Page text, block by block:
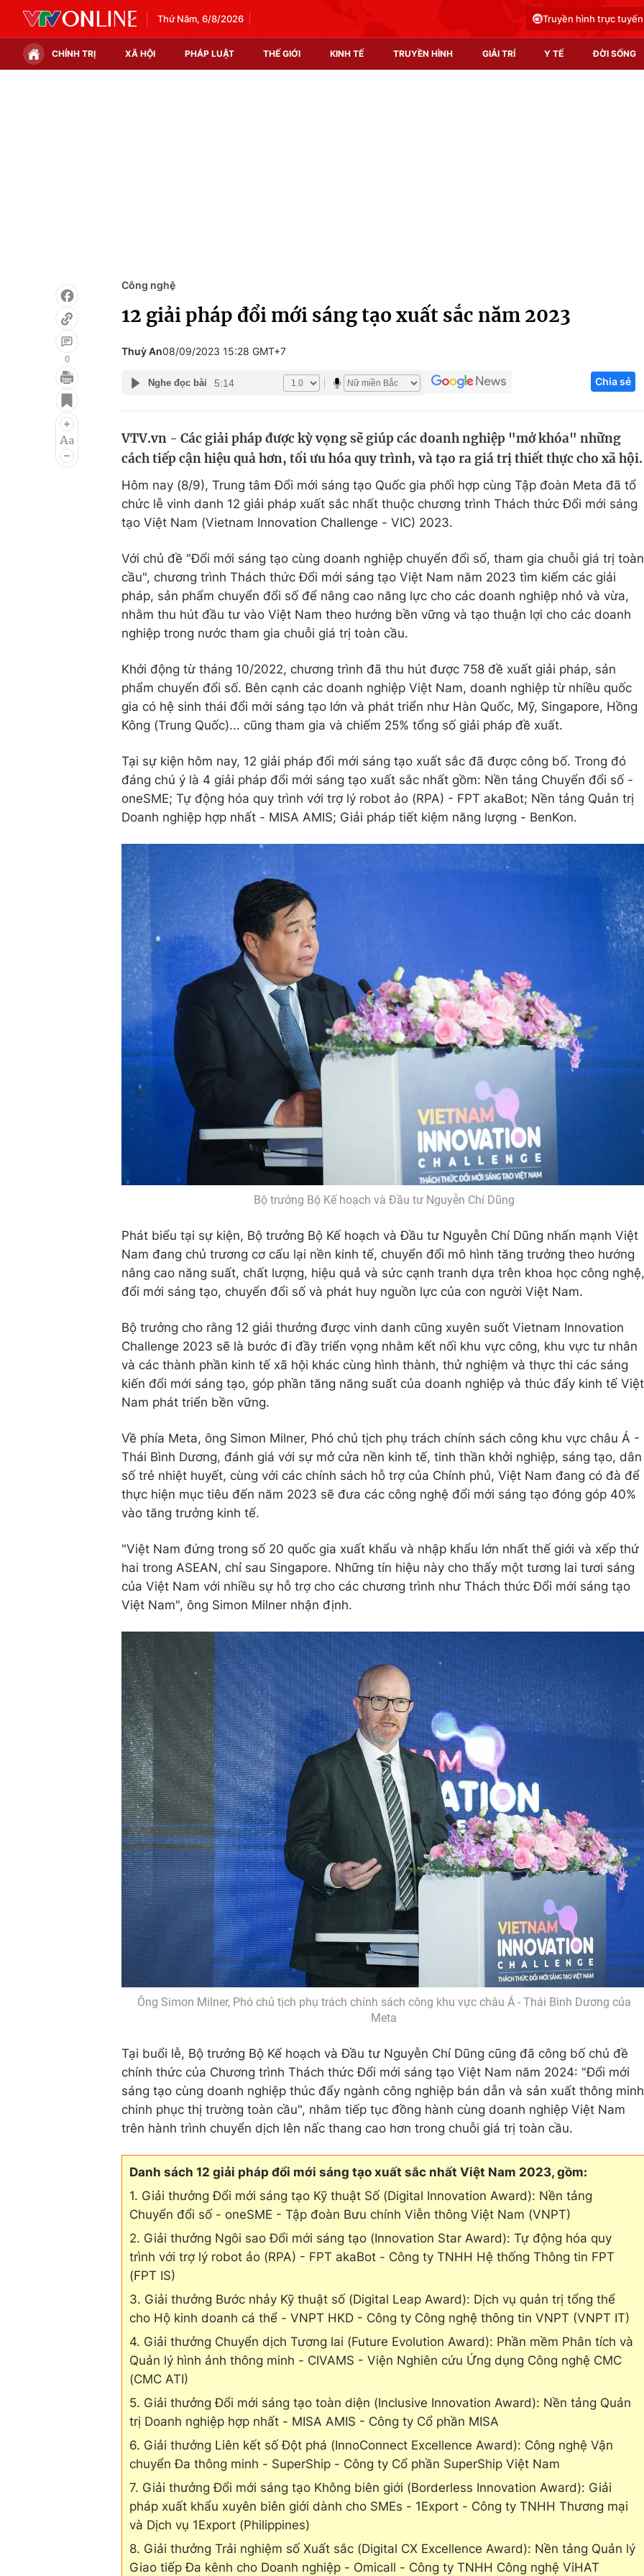
Thứ Năm, 6/8/2026 Truyền hình trực tuyến
CHÍNH TRỊ XÃ HỘI PHÁP LUẬT THẾ GIỚI KINH TẾ TRUYỀN HÌNH GIẢI TRÍ Y TẾ ĐỜI SỐNG
Infographic
Điện ảnh
Âm nhạc
Làm đẹp
Giáo dục
Học trực tuyến
Công nghệ
Sản phẩm
Tư vấn
0
Công nghệ
12 giải pháp đổi mới sáng tạo xuất sắc năm 2023
Thuỳ An08/09/2023 15:28 GMT+7
Nghe đọc bài 5:14 Chia sẻ
VTV.vn - Các giải pháp được kỳ vọng sẽ giúp các doanh nghiệp "mở khóa" những
cách tiếp cận hiệu quả hơn, tối ưu hóa quy trình, và tạo ra giá trị thiết thực cho xã hội.
Hôm nay (8/9), Trung tâm Đổi mới sáng tạo Quốc gia phối hợp cùng Tập đoàn Meta đã tổ
chức lễ vinh danh 12 giải pháp xuất sắc nhất thuộc chương trình Thách thức Đổi mới sáng
tạo Việt Nam (Vietnam Innovation Challenge - VIC) 2023.
Với chủ đề "Đổi mới sáng tạo cùng doanh nghiệp chuyển đổi số, tham gia chuỗi giá trị toàn
cầu", chương trình Thách thức Đổi mới sáng tạo Việt Nam năm 2023 tìm kiếm các giải
pháp, sản phẩm chuyển đổi số để nâng cao năng lực cho các doanh nghiệp nhỏ và vừa,
nhằm thu hút đầu tư vào Việt Nam theo hướng bền vững và tạo thuận lợi cho các doanh
nghiệp trong nước tham gia chuỗi giá trị toàn cầu.
Khởi động từ tháng 10/2022, chương trình đã thu hút được 758 đề xuất giải pháp, sản
phẩm chuyển đổi số. Bên cạnh các doanh nghiệp Việt Nam, doanh nghiệp từ nhiều quốc
gia có hệ sinh thái đổi mới sáng tạo lớn và phát triển như Hàn Quốc, Mỹ, Singapore, Hồng
Kông (Trung Quốc)... cũng tham gia và chiếm 25% tổng số giải pháp đề xuất.
Tại sự kiện hôm nay, 12 giải pháp đổi mới sáng tạo xuất sắc đã được công bố. Trong đó
đáng chú ý là 4 giải pháp đổi mới sáng tạo xuất sắc nhất gồm: Nền tảng Chuyển đổi số -
oneSME; Tự động hóa quy trình với trợ lý robot ảo (RPA) - FPT akaBot; Nền tảng Quản trị
Doanh nghiệp hợp nhất - MISA AMIS; Giải pháp tiết kiệm năng lượng - BenKon.
Bộ trưởng Bộ Kế hoạch và Đầu tư Nguyễn Chí Dũng
Phát biểu tại sự kiện, Bộ trưởng Bộ Kế hoạch và Đầu tư Nguyễn Chí Dũng nhấn mạnh Việt
Nam đang chủ trương cơ cấu lại nền kinh tế, chuyển đổi mô hình tăng trưởng theo hướng
nâng cao năng suất, chất lượng, hiệu quả và sức cạnh tranh dựa trên khoa học công nghệ,
đổi mới sáng tạo, chuyển đổi số và phát huy nguồn lực của con người Việt Nam.
Bộ trưởng cho rằng 12 giải thưởng được vinh danh cũng xuyên suốt Vietnam Innovation
Challenge 2023 sẽ là bước đi đầy triển vọng nhằm kết nối khu vực công, khu vực tư nhân
và các thành phần kinh tế xã hội khác cùng hình thành, thử nghiệm và thực thi các sáng
kiến đổi mới sáng tạo, góp phần tăng năng suất của doanh nghiệp và thúc đẩy kinh tế Việt
Nam phát triển bền vững.
Về phía Meta, ông Simon Milner, Phó chủ tịch phụ trách chính sách công khu vực châu Á -
Thái Bình Dương, đánh giá với sự mở cửa nền kinh tế, tinh thần khởi nghiệp, sáng tạo, dân
số trẻ nhiệt huyết, cùng với các chính sách hỗ trợ của Chính phủ, Việt Nam đang có đà để
thực hiện mục tiêu đến năm 2023 sẽ đưa các công nghệ đổi mới sáng tạo đóng góp 40%
vào tăng trưởng kinh tế.
"Việt Nam đứng trong số 20 quốc gia xuất khẩu và nhập khẩu lớn nhất thế giới và xếp thứ
hai trong ASEAN, chỉ sau Singapore. Những tín hiệu này cho thấy một tương lai tươi sáng
của Việt Nam với nhiều sự hỗ trợ cho các chương trình như Thách thức Đổi mới sáng tạo
Việt Nam", ông Simon Milner nhận định.
Ông Simon Milner, Phó chủ tịch phụ trách chính sách công khu vực châu Á - Thái Bình Dương của
Meta
Tại buổi lễ, Bộ trưởng Bộ Kế hoạch và Đầu tư Nguyễn Chí Dũng cũng đã công bố chủ đề
chính thức của Chương trình Thách thức Đổi mới sáng tạo Việt Nam năm 2024: "Đổi mới
sáng tạo cùng doanh nghiệp thúc đẩy ngành công nghiệp bán dẫn và sản xuất thông minh
chinh phục thị trường toàn cầu", nhằm tiếp tục đồng hành cùng doanh nghiệp Việt Nam
trên hành trình chuyển dịch lên nấc thang cao hơn trong chuỗi giá trị toàn cầu.
Danh sách 12 giải pháp đổi mới sáng tạo xuất sắc nhất Việt Nam 2023, gồm:
1. Giải thưởng Đổi mới sáng tạo Kỹ thuật Số (Digital Innovation Award): Nền tảng
Chuyển đổi số - oneSME - Tập đoàn Bưu chính Viễn thông Việt Nam (VNPT)
2. Giải thưởng Ngôi sao Đổi mới sáng tạo (Innovation Star Award): Tự động hóa quy
trình với trợ lý robot ảo (RPA) - FPT akaBot - Công ty TNHH Hệ thống Thông tin FPT
(FPT IS)
3. Giải thưởng Bước nhảy Kỹ thuật số (Digital Leap Award): Dịch vụ quản trị tổng thể
cho Hộ kinh doanh cá thể - VNPT HKD - Công ty Công nghệ thông tin VNPT (VNPT IT)
4. Giải thưởng Chuyển dịch Tương lai (Future Evolution Award): Phần mềm Phân tích và
Quản lý hình ảnh thông minh - CIVAMS - Viện Nghiên cứu Ứng dụng Công nghệ CMC
(CMC ATI)
5. Giải thưởng Đổi mới sáng tạo toàn diện (Inclusive Innovation Award): Nền tảng Quản
trị Doanh nghiệp hợp nhất - MISA AMIS - Công ty Cổ phần MISA
6. Giải thưởng Liên kết số Đột phá (InnoConnect Excellence Award): Công nghệ Vận
chuyển Đa thông minh - SuperShip - Công ty Cổ phần SuperShip Việt Nam
7. Giải thưởng Đổi mới sáng tạo Không biên giới (Borderless Innovation Award): Giải
pháp xuất khẩu xuyên biên giới dành cho SMEs - 1Export - Công ty TNHH Thương mại
và Dịch vụ 1Export (Philippines)
8. Giải thưởng Trải nghiệm số Xuất sắc (Digital CX Excellence Award): Nền tảng Quản lý
Giao tiếp Đa kênh cho Doanh nghiệp - Omicall - Công ty TNHH Công nghệ ViHAT